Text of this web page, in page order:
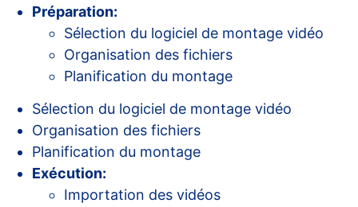
Préparation:
Sélection du logiciel de montage vidéo
Organisation des fichiers
Planification du montage
Sélection du logiciel de montage vidéo
Organisation des fichiers
Planification du montage
Exécution:
Importation des vidéos